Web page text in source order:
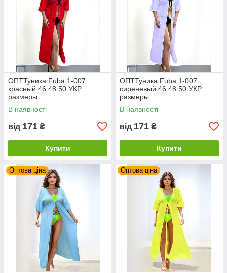
ОПТТуника Fuba 1-007
красный 46 48 50 УКР
размеры
В наявності
від 171 ₴
Купити
ОПТТуника Fuba 1-007
сиреневый 46 48 50 УКР
размеры
В наявності
від 171 ₴
Купити
Оптова ціна Оптова ціна